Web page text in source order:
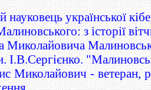
української
з історії
Миколайовича
І.В.Сергієнко.
- ветеран,